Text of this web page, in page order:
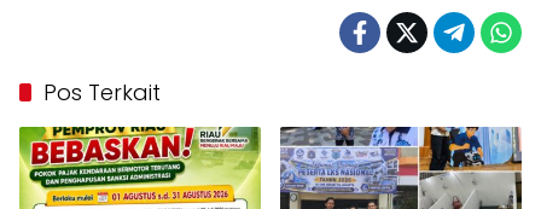
Pos Terkait